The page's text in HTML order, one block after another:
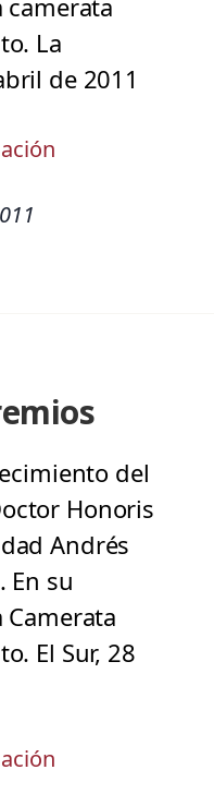
La
de 2011
del
Honoris
Andrés
En su
El Sur, 28